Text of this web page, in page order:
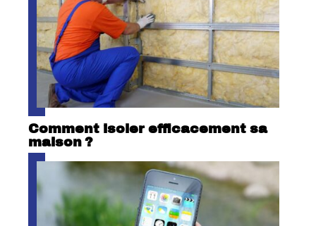
Comment isoler efficacement sa
maison ?